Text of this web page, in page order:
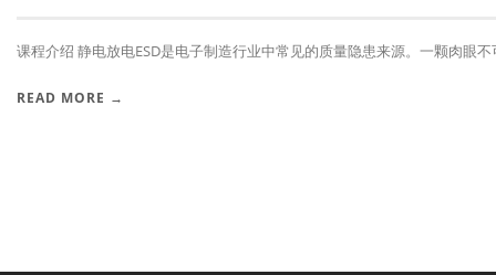
课程介绍 静电放电ESD是电子制造行业中常见的质量隐患来源。一颗肉眼不
READ MORE →